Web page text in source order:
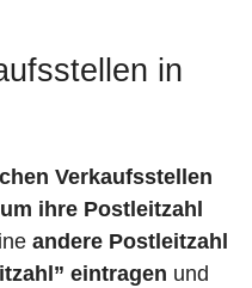
in
Verkaufsstellen
ihre Postleitzahl
andere Postleitzahl
eintragen und